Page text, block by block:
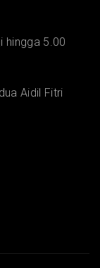
hingga 5.00
Aidil Fitri